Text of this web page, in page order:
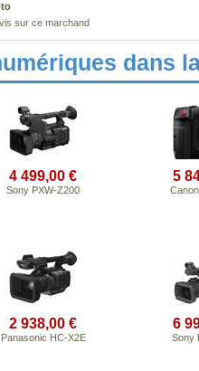
sur ce marchand
dans
4 499,00 €
Sony PXW-Z200
5
2 938,00 €
Panasonic HC-X2E
6
Sony